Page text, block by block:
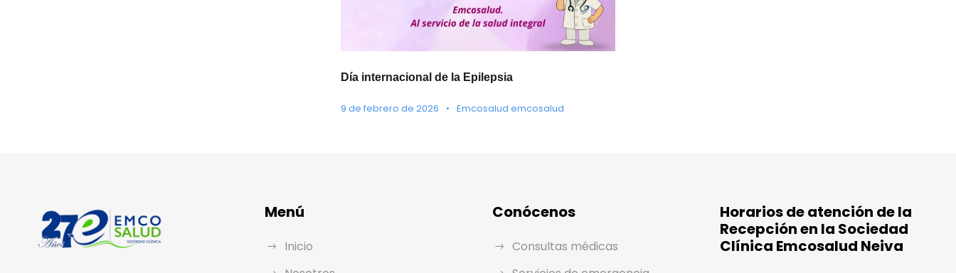
Día internacional de la Epilepsia
9 de febrero de 2026 • Emcosalud emcosalud
Menú
Inicio
Conócenos
Consultas médicas
Horarios de atención de la
Recepción en la Sociedad
Clínica Emcosalud Neiva